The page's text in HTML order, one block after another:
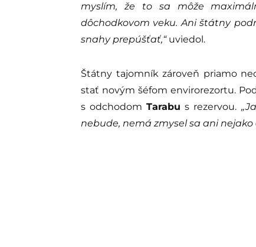
myslím, že to sa môže
dôchodkovom veku. Ani štátny
snahy prepúšťať,“uviedol.
Štátny tajomník zároveň priamo
stať novým šéfom envirorezortu.
s odchodomTarabu s rezervou.
nebude, nemá zmysel sa ani